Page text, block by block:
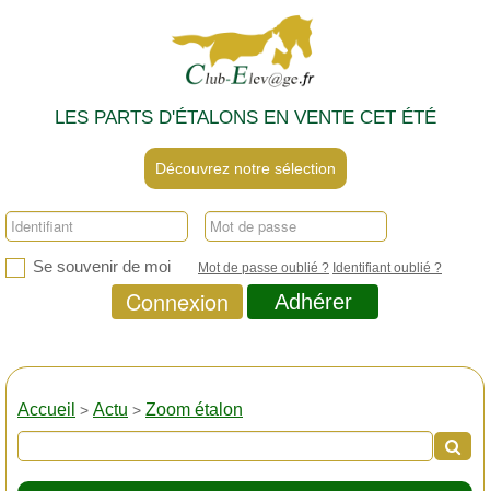
LES PARTS D'ÉTALONS EN VENTE CET ÉTÉ
Découvrez notre sélection
Se souvenir de moi Mot de passe oublié ? Identifiant oublié ?
Connexion Adhérer
Accueil > Actu > Zoom étalon